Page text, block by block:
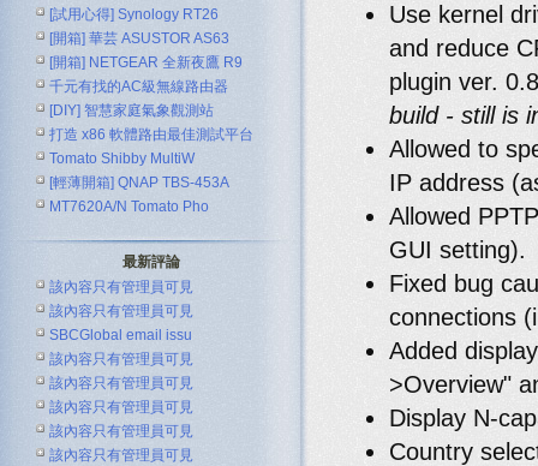
Use kernel
and reduce
plugin ver.
build - still is
Allowed to
IP address
Allowed
GUI setting).
Fixed bug
connections
Added
>Overview"
Display N-
Country
[試用心得] Synology RT26
[開箱] 華芸 ASUSTOR AS63
[開箱] NETGEAR 全新夜鷹 R9
千元有找的AC級無線路由器
ASUS R
[DIY] 智慧家庭氣象觀測站
打造 x86 軟體路由最佳測試平台
Tomato Shibby MultiW
[輕薄開箱] QNAP TBS-453A
MT7620A/N Tomato Pho
最新評論
該內容只有管理員可見
該內容只有管理員可見
SBCGlobal email issu
該內容只有管理員可見
該內容只有管理員可見
該內容只有管理員可見
該內容只有管理員可見
該內容只有管理員可見